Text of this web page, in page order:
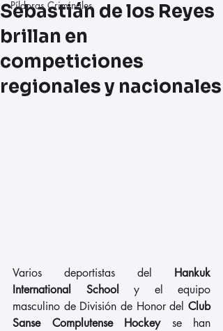
Píldoras Criminales
Sebastián de los Reyes
brillan en
competiciones
regionales y nacionales
Varios deportistas del Hankuk
International School
y el equipo
masculino de División de Honor del Club
Sanse Complutense Hockey se han